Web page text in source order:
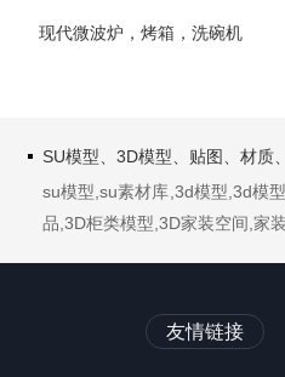
现代微波炉，烤箱，洗碗机
SU模型、3D模型、贴图、材质
su模型,su素材库,3d模型,3d模
品,3D柜类模型,3D家装空间,家
友情链接